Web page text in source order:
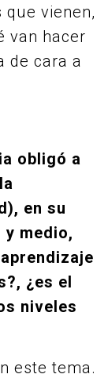
vienen,
van hacer
de cara a
obligó a
en su
medio,
¿es el
niveles
este tema.